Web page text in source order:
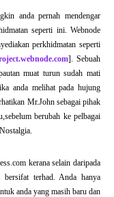
anda pernah mendengar
seperti ini. Webnode
perkhidmatan seperti
]. Sebuah
muat turun sudah mati
anda melihat pada hujung
Mr.John sebagai pihak
berubah ke pelbagai
kerana selain daripada
terhad. Anda hanya
anda yang masih baru dan